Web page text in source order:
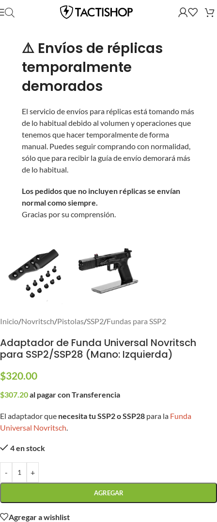
⚠️ Envíos de réplicas
temporalmente
demorados
El servicio de envíos para réplicas está tomando más
de lo habitual debido al volumen y operaciones que
tenemos que hacer temporalmente de forma
manual. Puedes seguir comprando con normalidad,
sólo que para recibir la guía de envío demorará más
de lo habitual.
Los pedidos que no incluyen réplicas se envían
normal como siempre.
Gracias por su comprensión.
Inicio/Novritsch/Pistolas/SSP2/Fundas para SSP2
Adaptador de Funda Universal Novritsch
para SSP2/SSP28 (Mano: Izquierda)
$320.00
$307.20al pagar con Transferencia
El adaptador que necesita tu SSP2o SSP28 para la Funda
Universal Novritsch.
4 en stock
- +
AGREGAR
Agregar a wishlist